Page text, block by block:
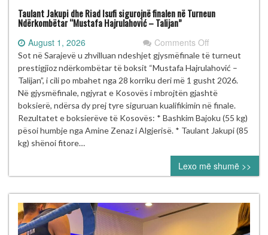
Taulant Jakupi dhe Riad Isufi sigurojnë finalen në Turneun
Ndërkombëtar “Mustafa Hajrulahović – Talijan”
August 1, 2026 Comments Offon
Taulant
Jakupi
dhe
Riad
Isufi
sigurojnë
finalen
Turneun
Ndërkombëtar
“Mustafa
Hajrulahović
–
Sot në Sarajevë u zhvilluan ndeshjet gjysmëfinale të turneut
prestigjioz ndërkombëtar të boksit “Mustafa Hajrulahović –
Talijan”, i cili po mbahet nga 28 korriku deri më 1 gusht 2026.
Në gjysmëfinale, ngjyrat e Kosovës i mbrojtën gjashtë
boksierë, ndërsa dy prej tyre siguruan kualifikimin në finale.
Rezultatet e boksierëve të Kosovës: * Bashkim Bajoku (55 kg)
pësoi humbje nga Amine Zenaz i Algjerisë. * Taulant Jakupi (85
kg) shënoi fitore…
Lexo më shumë >>